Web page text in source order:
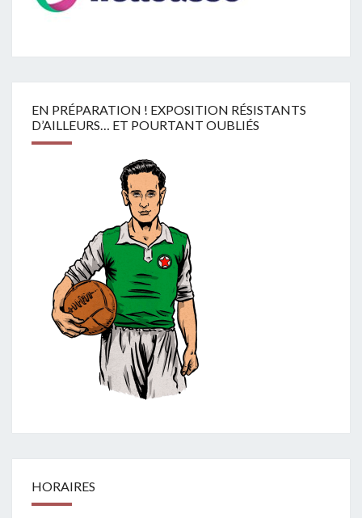
EN PRÉPARATION ! EXPOSITION RÉSISTANTS
D’AILLEURS… ET POURTANT OUBLIÉS
HORAIRES